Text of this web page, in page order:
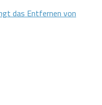
das Entfernen von